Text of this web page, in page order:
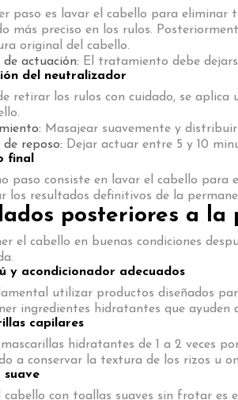
paso es lavar el cabello para eliminar
más preciso en los rulos.
original del cabello.
de actuación: El tratamiento debe
del neutralizador
retirar los rulos con cuidado, se
Masajear suavemente y
de reposo: Dejar actuar entre 5 y 10
final
paso consiste en lavar el cabello para
los resultados definitivos de la
posteriores a la
el cabello en buenas condiciones
y acondicionador adecuados
utilizar productos diseñados
ingredientes hidratantes que ayuden
capilares
hidratantes de 1 a 2 veces
a conservar la textura de los rizos u
suave
cabello con toallas suaves sin frotar